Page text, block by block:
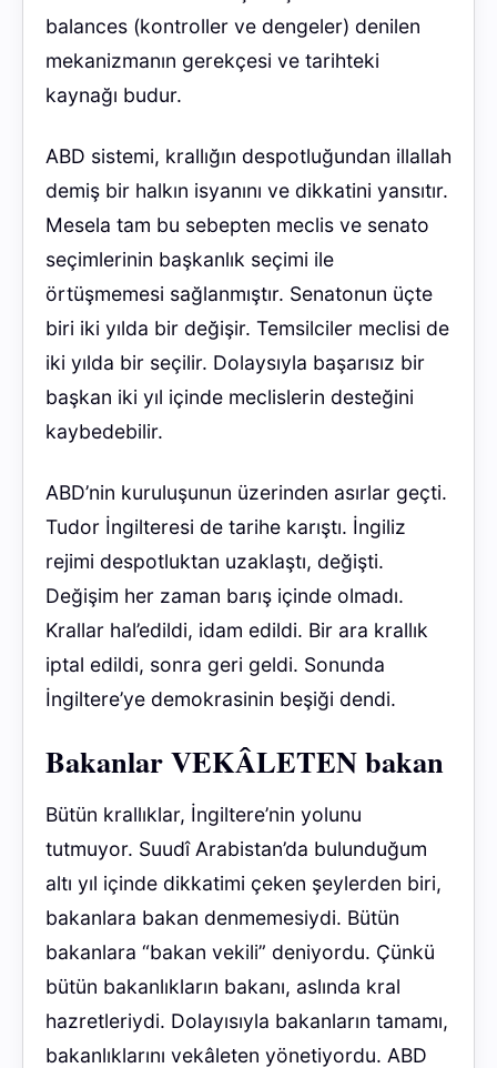
balances (kontroller ve dengeler) denilen
mekanizmanın gerekçesi ve tarihteki
kaynağı budur.
ABD sistemi, krallığın despotluğundan illallah
demiş bir halkın isyanını ve dikkatini yansıtır.
Mesela tam bu sebepten meclis ve senato
seçimlerinin başkanlık seçimi ile
örtüşmemesi sağlanmıştır. Senatonun üçte
biri iki yılda bir değişir. Temsilciler meclisi de
iki yılda bir seçilir. Dolaysıyla başarısız bir
başkan iki yıl içinde meclislerin desteğini
kaybedebilir.
ABD’nin kuruluşunun üzerinden asırlar geçti.
Tudor İngilteresi de tarihe karıştı. İngiliz
rejimi despotluktan uzaklaştı, değişti.
Değişim her zaman barış içinde olmadı.
Krallar hal’edildi, idam edildi. Bir ara krallık
iptal edildi, sonra geri geldi. Sonunda
İngiltere’ye demokrasinin beşiği dendi.
Bakanlar VEKÂLETEN bakan
Bütün krallıklar, İngiltere’nin yolunu
tutmuyor. Suudî Arabistan’da bulunduğum
altı yıl içinde dikkatimi çeken şeylerden biri,
bakanlara bakan denmemesiydi. Bütün
bakanlara “bakan vekili” deniyordu. Çünkü
bütün bakanlıkların bakanı, aslında kral
hazretleriydi. Dolayısıyla bakanların tamamı,
bakanlıklarını vekâleten yönetiyordu. ABD